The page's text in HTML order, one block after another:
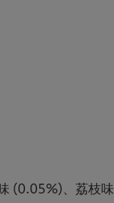
(0.05%)、荔枝味